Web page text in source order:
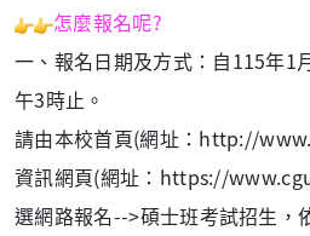
怎麼報名呢?
一、報名日期及方式：自115年1
午3時止。
請由本校首頁(網址：http://
資訊網頁(網址：https://
選網路報名-->碩士班考試招生，